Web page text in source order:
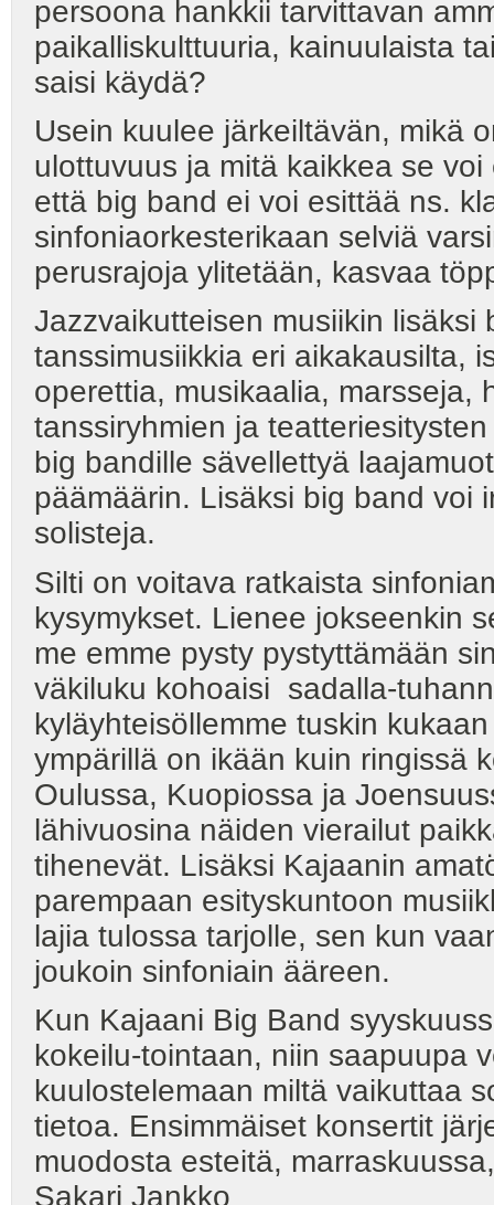
persoona hankkii tarvittavan
paikalliskulttuuria, kainuulaista
saisi käydä?
Usein kuulee järkeiltävän, mikä
ulottuvuus ja mitä kaikkea se
että big band ei voi esittää ns.
sinfoniaorkesterikaan selviä
perusrajoja ylitetään, kasvaa
Jazzvaikutteisen musiikin lisäksi
tanssimusiikkia eri aikakausilta,
operettia, musikaalia, marsseja,
tanssiryhmien ja
big bandille sävellettyä
päämäärin. Lisäksi big band voi
solisteja.
Silti on voitava ratkaista
kysymykset. Lienee jokseenkin
me emme pysty pystyttämään
väkiluku kohoaisi sadalla-
kyläyhteisöllemme tuskin
ympärillä on ikään kuin ringissä
Oulussa, Kuopiossa ja
lähivuosina näiden vierailut
tihenevät. Lisäksi Kajaanin
parempaan esityskuntoon
lajia tulossa tarjolle, sen kun
joukoin sinfoniain ääreen.
Kun Kajaani Big Band
kokeilu-tointaan, niin saapuupa
kuulostelemaan miltä vaikuttaa
tietoa. Ensimmäiset konsertit
muodosta esteitä,
Sakari Jankko